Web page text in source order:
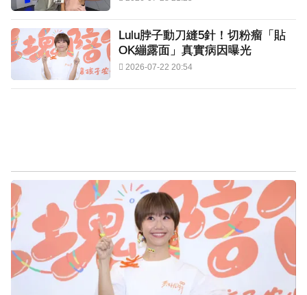
Lulu脖子動刀縫5針！切粉瘤「貼
OK繃露面」真實病因曝光
2026-07-22 20:54